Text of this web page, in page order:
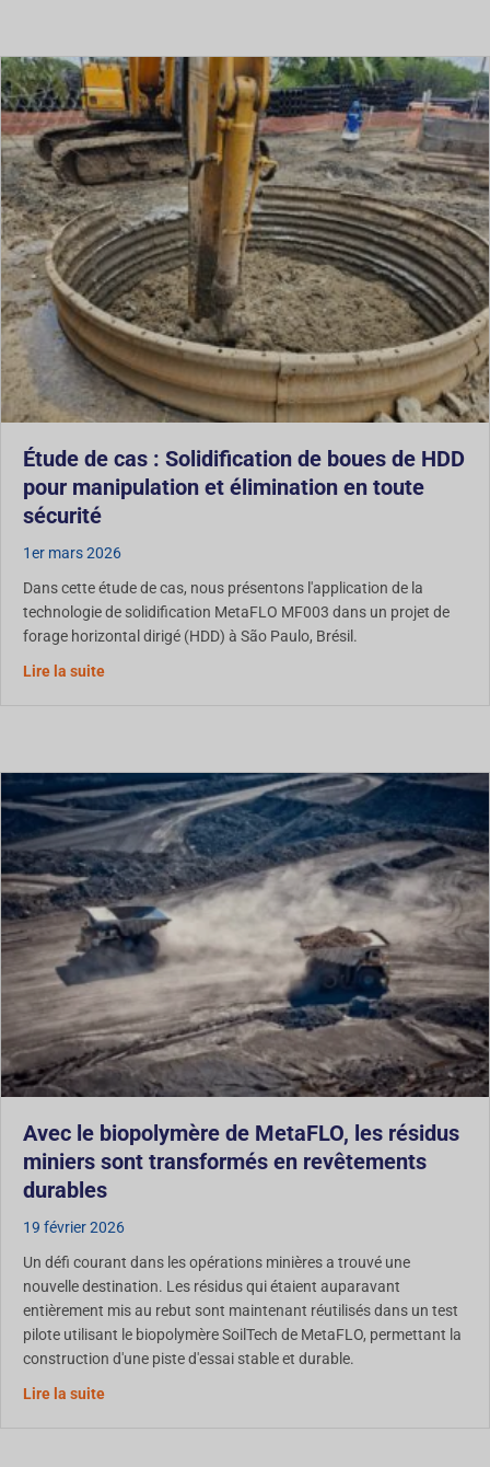
Étude de cas : Solidification de boues de HDD
pour manipulation et élimination en toute
sécurité
1er mars 2026
Dans cette étude de cas, nous présentons l'application de la
technologie de solidification MetaFLO MF003 dans un projet de
forage horizontal dirigé (HDD) à São Paulo, Brésil.
Lire la suiteÉtude de cas : Solidification des boues de HDD pour
Avec le biopolymère de MetaFLO, les résidus
miniers sont transformés en revêtements
durables
19 février 2026
Un défi courant dans les opérations minières a trouvé une
nouvelle destination. Les résidus qui étaient auparavant
entièrement mis au rebut sont maintenant réutilisés dans un test
pilote utilisant le biopolymère SoilTech de MetaFLO, permettant la
construction d'une piste d'essai stable et durable.
Lire la suiteGrâce au biopolymère de MetaFLO, les résidus